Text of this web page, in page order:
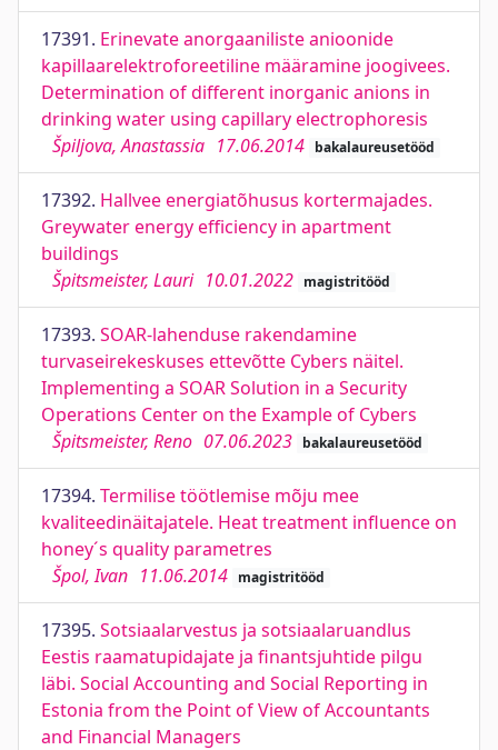
17391. Erinevate anorgaaniliste anioonide
kapillaarelektroforeetiline määramine joogivees.
Determination of different inorganic anions in
drinking water using capillary electrophoresis
Špiljova, Anastassia 17.06.2014 bakalaureusetööd
17392. Hallvee energiatõhusus kortermajades.
Greywater energy efficiency in apartment
buildings
Špitsmeister, Lauri 10.01.2022 magistritööd
17393. SOAR-lahenduse rakendamine
turvaseirekeskuses ettevõtte Cybers näitel.
Implementing a SOAR Solution in a Security
Operations Center on the Example of Cybers
Špitsmeister, Reno 07.06.2023 bakalaureusetööd
17394. Termilise töötlemise mõju mee
kvaliteedinäitajatele. Heat treatment influence on
honey´s quality parametres
Špol, Ivan 11.06.2014 magistritööd
17395. Sotsiaalarvestus ja sotsiaalaruandlus
Eestis raamatupidajate ja finantsjuhtide pilgu
läbi. Social Accounting and Social Reporting in
Estonia from the Point of View of Accountants
and Financial Managers